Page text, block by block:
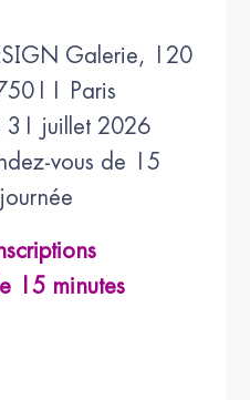
Galerie, 120
Paris
31 juillet 2026
vous de 15
15 minutes